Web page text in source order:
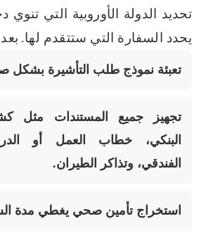
تحديد الدولة الأوروبية التي تنوي
يحدد السفارة التي ستتقدم لها.
تعبئة نموذج طلب التأشيرة بشكل
تجهيز جميع المستندات مثل
البنكي، خطاب العمل أو
الفندقي، وتذاكر الطيران.
استخراج تأمين صحي يغطي مدة